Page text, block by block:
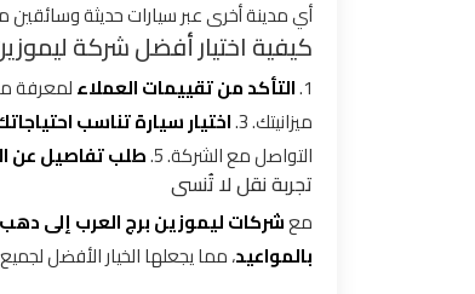
أي مدينة أخرى عبر سيارات حديثة وسائقين
كيفية اختيار أفضل شركة
1. التأكد من تقييمات العملاءلمعرفة
ميزانيتك. 3.
اختيار سيارة تناسب
التواصل مع الشركة. 5.
طلب تفاصيل عن
تجربة نقل لا تُنسى
معشركات ليموزين برج العرب إلى دهب
بالمواعيد، مما يجعلها الخيار الأفضل